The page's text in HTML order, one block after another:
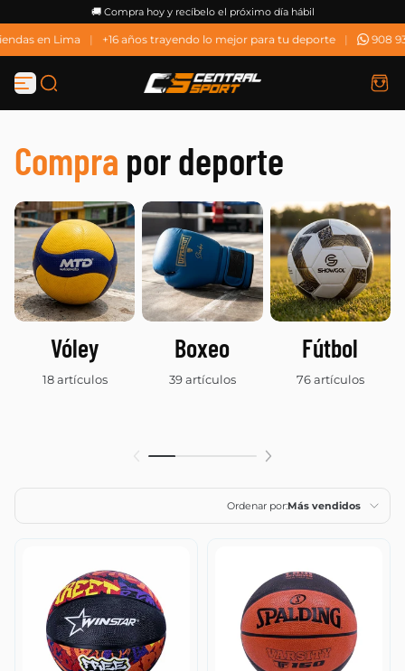
Saltar al contenido🚚 Compra hoy y recíbelo el próximo día hábil
en Lima | +16 años trayendo lo mejor para tu deporte | 908 932
Compra por deporte
Vóley
18 artículos
Boxeo
39 artículos
Fútbol
76 artículos
Ordenar por:Más vendidos
Más relevantes
Más vendidos
Alfabéticamente, A-
Z